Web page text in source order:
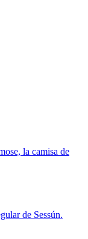
la camisa de
de Sessún.